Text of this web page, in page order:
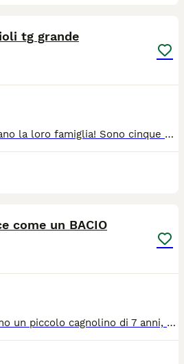
tg grande
Queste meraviglie cercano la loro famiglia! Sono cinque cuccioli di circa tre mesi, tre femmine (Vanessa, Vera, Veronica) e due maschi (Pedro e Yamaha). Sono incroci pastore del Caucaso- maremmano e saranno una futura taglia grande. Si affidano vaccinati e con microchip previ controlli pre-affido e disponibilità a dare informazioni dopo l’adozione. Per informazioni (chiamate e messaggi whatsapp): 375 7907103 339 4246922
come un BACIO
Io mi chiamo BACIO, sono un piccolo cagnolino di 7 anni, si quasi 8 anni, sono un diversamente giovanotto, per 12 chili circa, nessuno mi vuole ma io ho tanto da dare, il mio nome BACIO dovrebbe già dire cosa vorrei, si vorrei tanto avere amore, carezze e baci, e io i baci li so contraccambiare! Sono un cagnolino buono, dolce che vive di amore, di vicinanza, di dolcezza. Vorrei conquistare il tuo cuore, conquistarti con la mia tenerezza, ti staro' vicino, ti daro' dolcezza, BACI, e amore. Oggi mi trovo in provincia di Caserta, ma il mio cuore può arrivare ovunque: posso essere adottato in tutta Italia. Cerco una famiglia vera, un luogo in cui sentirmi finalmente al sicuro, qualcuno che sappia guardarmi e dire: "Da oggi non saro' più solo". Per adottarmi è richiesto: Controllo pre-affido Firma del modulo di adozione Disponibilità a restare in contatto con i volontari Un impegno sincero: saro' parte della famiglia, non un accessorio Ho tanto amore da dare. Ho vissuto abbastanza da sapere quanto vale una carezza... ma anche da desiderarne ancora, ogni giorno. Io sono qui, se vuoi, da Caserta arrivo con staffetta ove c'e' amore. Info: 333-9275226 Email: mariagrazia.adozioni@virgilio.it È gradita breve mail di presentazione. Aprimi la porta e io faro' il resto.